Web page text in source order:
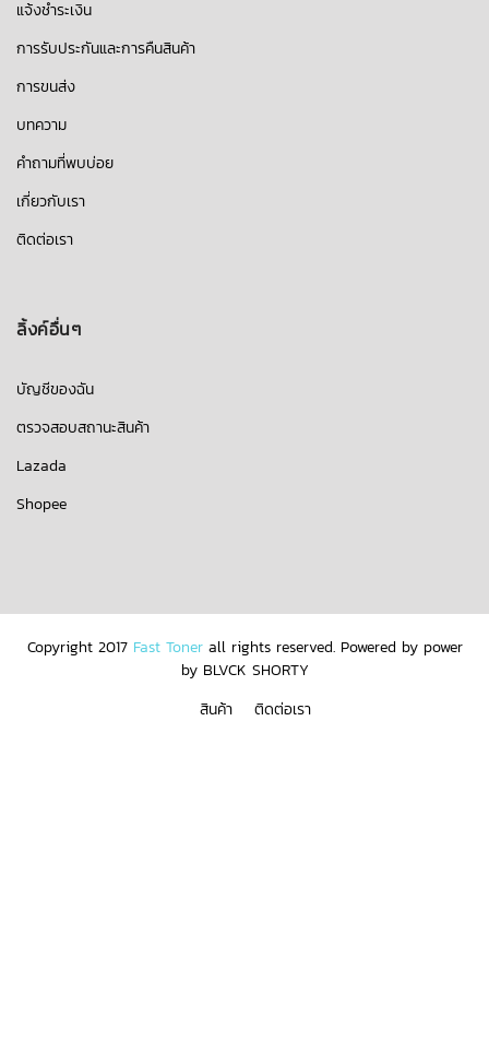
แจ้งชำระเงิน
การรับประกันและการคืนสินค้า
การขนส่ง
บทความ
คำถามที่พบบ่อย
เกี่ยวกับเรา
ติดต่อเรา
ลิ้งค์อื่นๆ
บัญชีของฉัน
ตรวจสอบสถานะสินค้า
Lazada
Shopee
Copyright 2017 Fast Tonerall rights reserved. Powered by power
by BLVCK SHORTY
สินค้า
ติดต่อเรา